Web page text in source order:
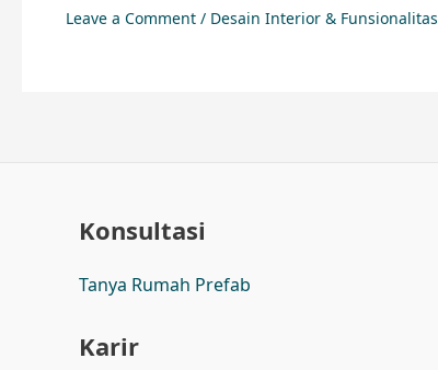
Leave a Comment / Desain Interior & Funsionalitas
Konsultasi
Tanya Rumah Prefab
Karir